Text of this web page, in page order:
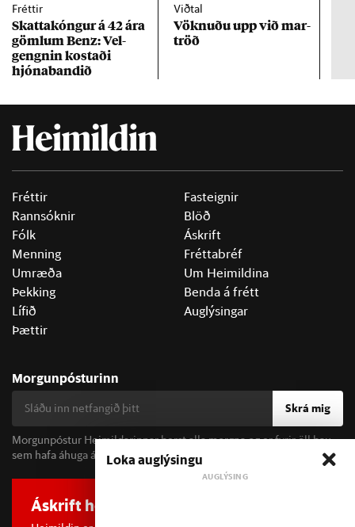
Fréttir
Skattakóng­ur á 42 ára
göml­um Benz: Vel­
gengn­in kostaði
hjóna­band­ið
Viðtal
Vökn­uðu upp við mar­
tröð
Fréttir
Rannsóknir
Fólk
Menning
Umræða
Þekking
Lífið
Þættir
Fasteignir
Blöð
Áskrift
Fréttabréf
Um Heimildina
Benda á frétt
Auglýsingar
Morgunpósturinn
Skrá mig
Morgunpóstur Heimildarinnar berst alla morgna og er fyrir öll þau
sem hafa áhuga á fréttum og þjóðfélagsumræðu.
Áskrift hefur áhrif
Loka auglýsingu